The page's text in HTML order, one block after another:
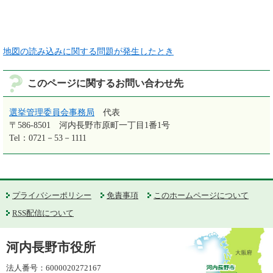
地図の読み込みに関する問題が発生したとき
このページに関するお問い合わせ先
選挙管理委員会事務局
代表
〒586-8501
河内長野市原町一丁目1番1号
Tel：0721－53－1111
プライバシーポリシー 免責事項
このホームページについて
RSS配信について
河内長野市役所
法人番号：6000020272167